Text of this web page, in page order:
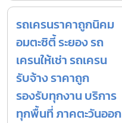
รถเครนราคาถูกนิคม
อมตะซิตี้ ระยอง รถ
เครนให้เช่า รถเครน
รับจ้าง ราคาถูก
รองรับทุกงาน บริการ
ทุกพื้นที่ ภาคตะวันออก